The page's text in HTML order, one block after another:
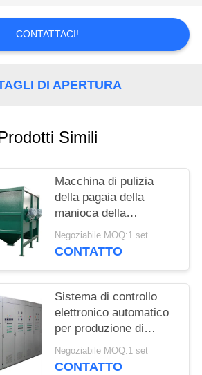
CONTATTACI!
DI APERTURA
Simili
Macchina di pulizia
della pagaia della
manioca della
macchina utensile di
Fufu di grande capacità
Negoziabile MOQ:1 set
CONTATTO
Sistema di controllo
elettronico automatico
per produzione di
Fufu/la fabbricazione
farina della manioca
Negoziabile MOQ:1 set
CONTATTO